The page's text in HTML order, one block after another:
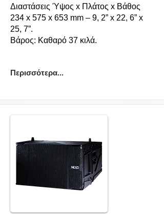
Διαστάσεις Ύψος x Πλάτος x Βάθος
234 x 575 x 653 mm – 9, 2” x 22, 6” x
25, 7”.
Βάρος: Καθαρό 37 κιλά.
Περισσότερα...